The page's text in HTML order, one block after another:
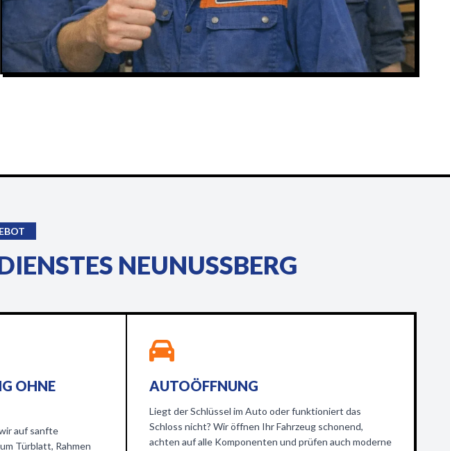
NEUNUSSBERG
OHNE
auf sanfte
Türblatt, Rahmen
AUTOÖFFNUNG
Liegt der Schlüssel im Auto oder funktioniert das
Schloss nicht? Wir öffnen Ihr Fahrzeug schonend,
achten auf alle Komponenten und prüfen auch moderne